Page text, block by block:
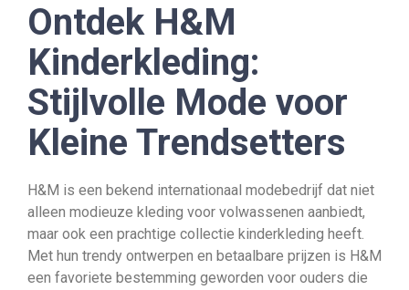
Ontdek H&M
Kinderkleding:
Stijlvolle Mode voor
Kleine Trendsetters
H&M is een bekend internationaal modebedrijf dat niet
alleen modieuze kleding voor volwassenen aanbiedt,
maar ook een prachtige collectie kinderkleding heeft.
Met hun trendy ontwerpen en betaalbare prijzen is H&M
een favoriete bestemming geworden voor ouders die